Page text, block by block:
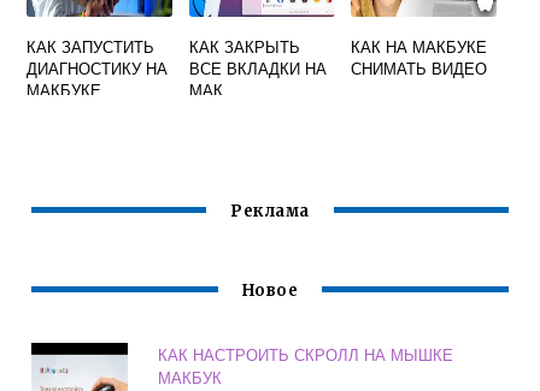
КАК ЗАПУСТИТЬ
ДИАГНОСТИКУ НА
МАКБУКЕ
КАК ЗАКРЫТЬ
ВСЕ ВКЛАДКИ НА
МАК
КАК НА МАКБУКЕ
СНИМАТЬ ВИДЕО
Реклама
Новое
КАК НАСТРОИТЬ СКРОЛЛ НА МЫШКЕ
МАКБУК